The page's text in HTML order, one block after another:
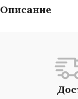
Описание